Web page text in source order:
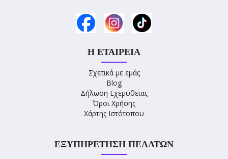
Η ΕΤΑΙΡΕΊΑ
Σχετικά με εμάς
Blog
Δήλωση Εχεμύθειας
Όροι Χρήσης
Χάρτης Ιστότοπου
ΕΞΥΠΗΡΈΤΗΣΗ ΠΕΛΑΤΏΝ